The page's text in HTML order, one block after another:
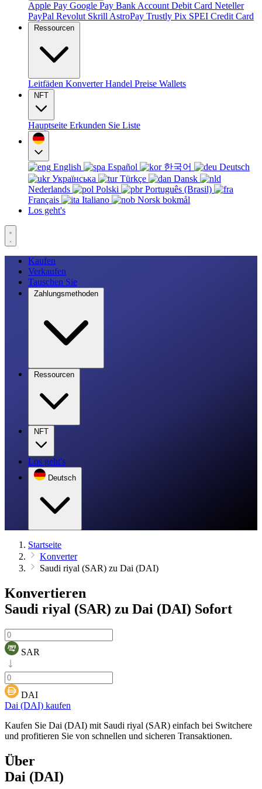
Apple Pay Google Pay Bank Account Debit Card Neteller
PayPal Revolut Skrill AstroPay Trustly Pix SPEI Credit Card
Ressourcen
Leitfäden KonverterHandel Preise Wallets
NFT
Hauptseite Erkunden Sie Liste
English Español 한국어
Deutsch
Українська
Türkçe
Dansk
Nederlands
Polski
Português (Brasil)
Français
Italiano
Norsk bokmål
Los geht's
Kaufen
Verkaufen
Tauschen Sie
Zahlungsmethoden
Ressourcen
NFT
Los geht's
Deutsch
Startseite
Konverter
Saudi riyal (SAR) zu Dai (DAI)
Konvertieren
Saudi riyal (SAR) zu Dai (DAI) Sofort
SAR
DAI
Dai (DAI) kaufen
Kaufen Sie Dai (DAI) mit Saudi riyal (SAR) einfach bei Switchere
und profitieren Sie von schnellen und sicheren Transaktionen.
Über
Dai (DAI)